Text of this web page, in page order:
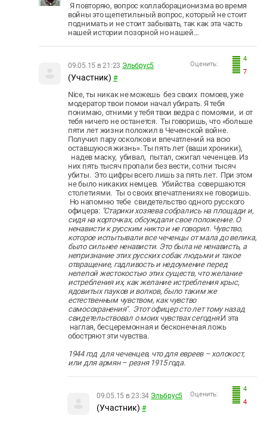
Я повторяю, вопрос коллаборационизмаво время
войны это щепетильный вопрос, который не стоит
поднимать и не стоит забывать, так как эта часть
нашей истории позорной но нашей…
4
7
Оценить:
09.05.15 в 21:23 Эльбрус5
(Участник) #
Nice, ты никак не можешь без своих помоев, уже
модератор твои помои начал убирать. Я тебя
понимаю, отними у тебя твои ведра с помоями, и от
тебя ничего не останется. Ты говоришь, что «больше
пяти лет жизни положил в Чеченской войне.
Получил пару осколков и впечатлений на всю
оставшуюся жизнь». Ты пять лет (ваши хроники),
надев маску, убивал, пытал, сжигал чеченцев. Из
них пять тысяч пропали без вести, сотни тысяч
убиты. Это цифры всего лишь за пять лет. При этом
не было никаких немцев. Убийства совершаются
столетиями. Ты о своих впечатлениях не говоришь.
Но напомню тебе свидетельство одного русского
офицера: ​ "Старики хозяева собрались на площади и,
сидя на корточках, обсуждали свое положение. О
ненависти к русским никто и не говорил. Чувство,
которое испытывали все чеченцы от мала до велика,
было сильнее ненависти. Это была не ненависть, а
непризнание этих русских собак людьми и такое
отвращение, гадливость и недоумение перед
нелепой жестокостью этих существ, что желание
истребления их, как желание истребления крыс,
ядовитых пауков и волков, было таким же
естественным чувством, как чувство
самосохранения". Этот офицер сто лет тому назад
свидетельствовал о моих чувствах сегодня.И эта
наглая, бесцеремонная и бесконечная ложь
обостряют эти чувства.
1944 год для чеченцев, что для евреев – холокост,
или для армян – резня 1915 года.
4
4
Оценить:
09.05.15 в 23:34 Эльбрус5
(Участник) #